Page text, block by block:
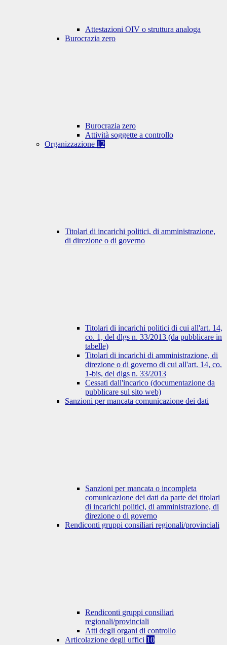
Attestazioni OIV o struttura analoga
Burocrazia zero
Burocrazia zero
Attività soggette a controllo
Organizzazione 12
Titolari di incarichi politici, di amministrazione,
di direzione o di governo
Titolari di incarichi politici di cui all'art. 14,
co. 1, del dlgs n. 33/2013 (da pubblicare in
tabelle)
Titolari di incarichi di amministrazione, di
direzione o di governo di cui all'art. 14, co.
1-bis, del dlgs n. 33/2013
Cessati dall'incarico (documentazione da
pubblicare sul sito web)
Sanzioni per mancata comunicazione dei dati
Sanzioni per mancata o incompleta
comunicazione dei dati da parte dei titolari
di incarichi politici, di amministrazione, di
direzione o di governo
Rendiconti gruppi consiliari regionali/provinciali
Rendiconti gruppi consiliari
regionali/provinciali
Atti degli organi di controllo
Articolazione degli uffici 10